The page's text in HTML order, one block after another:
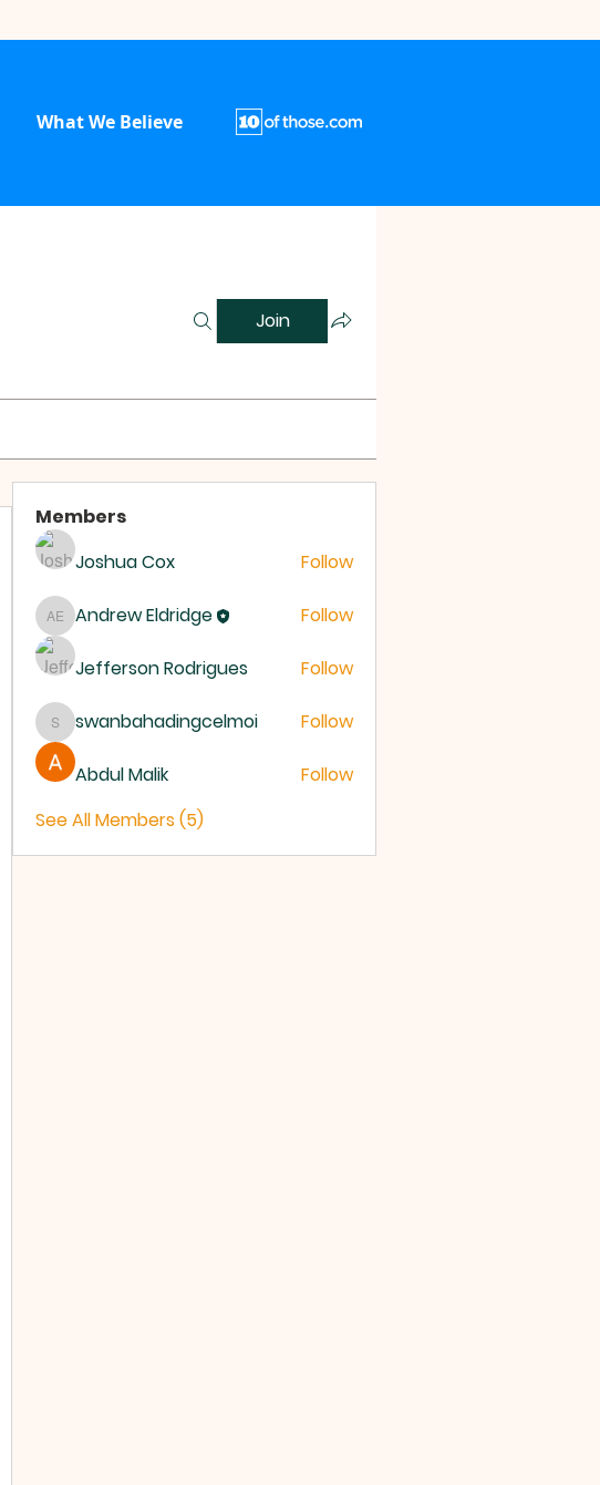
What We Believe
Join
Members
Joshua Cox
Follow
Andrew Eldridge
Andrew Eldridge Follow
Jefferson Rodrigues Follow
swanbahadingcelmoi
swanbahadingcelmoi Follow
Abdul Malik
Follow
See All Members (5)